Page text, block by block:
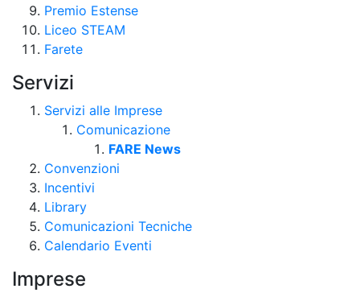
Premio Estense
Liceo STEAM
Farete
Servizi
Servizi alle Imprese
Comunicazione
FARE News
Convenzioni
Incentivi
Library
Comunicazioni Tecniche
Calendario Eventi
Imprese